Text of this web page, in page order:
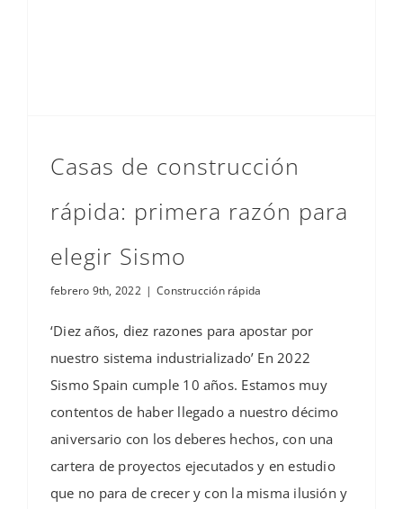
Casas de construcción
rápida: primera razón para
elegir Sismo
febrero 9th, 2022 | Construcción rápida
‘Diez años, diez razones para apostar por
nuestro sistema industrializado’ En 2022
Sismo Spain cumple 10 años. Estamos muy
contentos de haber llegado a nuestro décimo
aniversario con los deberes hechos, con una
cartera de proyectos ejecutados y en estudio
que no para de crecer y con la misma ilusión y